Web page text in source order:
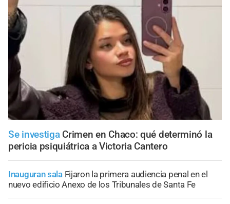
Se investiga Crimen en Chaco: qué determinó la
pericia psiquiátrica a Victoria Cantero
Inauguran sala Fijaron la primera audiencia penal en el
nuevo edificio Anexo de los Tribunales de Santa Fe